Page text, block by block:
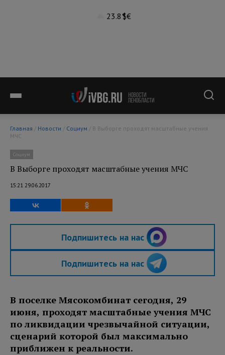
23.8°$€
Главная / Новости / Социум
МЧС
Социум
В Выборге проходят масштабные учения МЧС
15:21 29.06.2017
Подпишитесь на нас
Подпишитесь на нас
В поселке Мясокомбинат сегодня, 29
июня, проходят масштабные учения МЧС
по ликвидации чрезвычайной ситуации,
сценарий которой был максимально
приближен к реальности.